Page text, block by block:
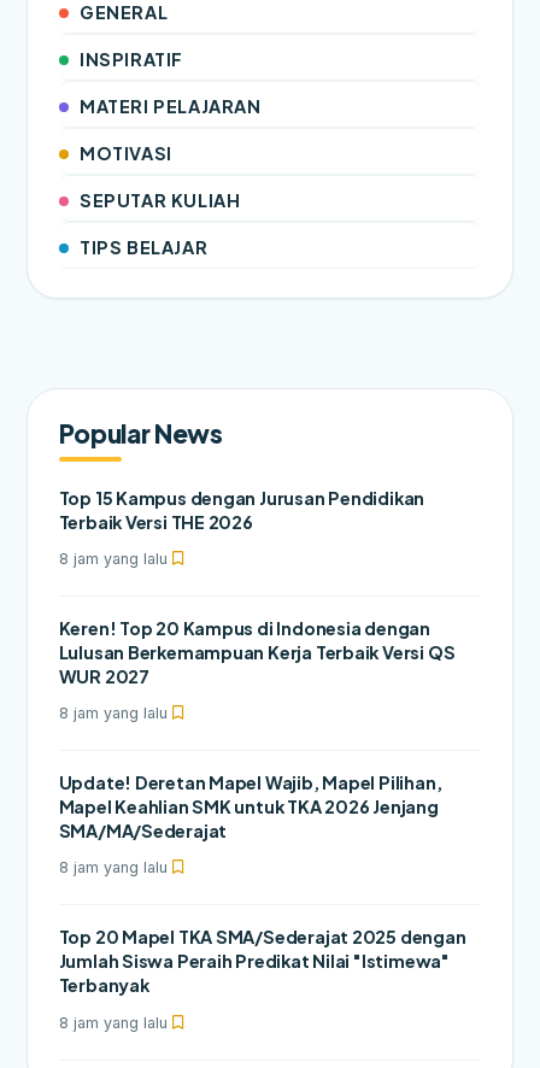
GENERAL
INSPIRATIF
MATERI PELAJARAN
MOTIVASI
SEPUTAR KULIAH
TIPS BELAJAR
Popular News
Top 15 Kampus dengan Jurusan Pendidikan
Terbaik Versi THE 2026
8 jam yang lalu
Keren! Top 20 Kampus di Indonesia dengan
Lulusan Berkemampuan Kerja Terbaik Versi QS
WUR 2027
8 jam yang lalu
Update! Deretan Mapel Wajib, Mapel Pilihan,
Mapel Keahlian SMK untuk TKA 2026 Jenjang
SMA/MA/Sederajat
8 jam yang lalu
Top 20 Mapel TKA SMA/Sederajat 2025 dengan
Jumlah Siswa Peraih Predikat Nilai "Istimewa"
Terbanyak
8 jam yang lalu